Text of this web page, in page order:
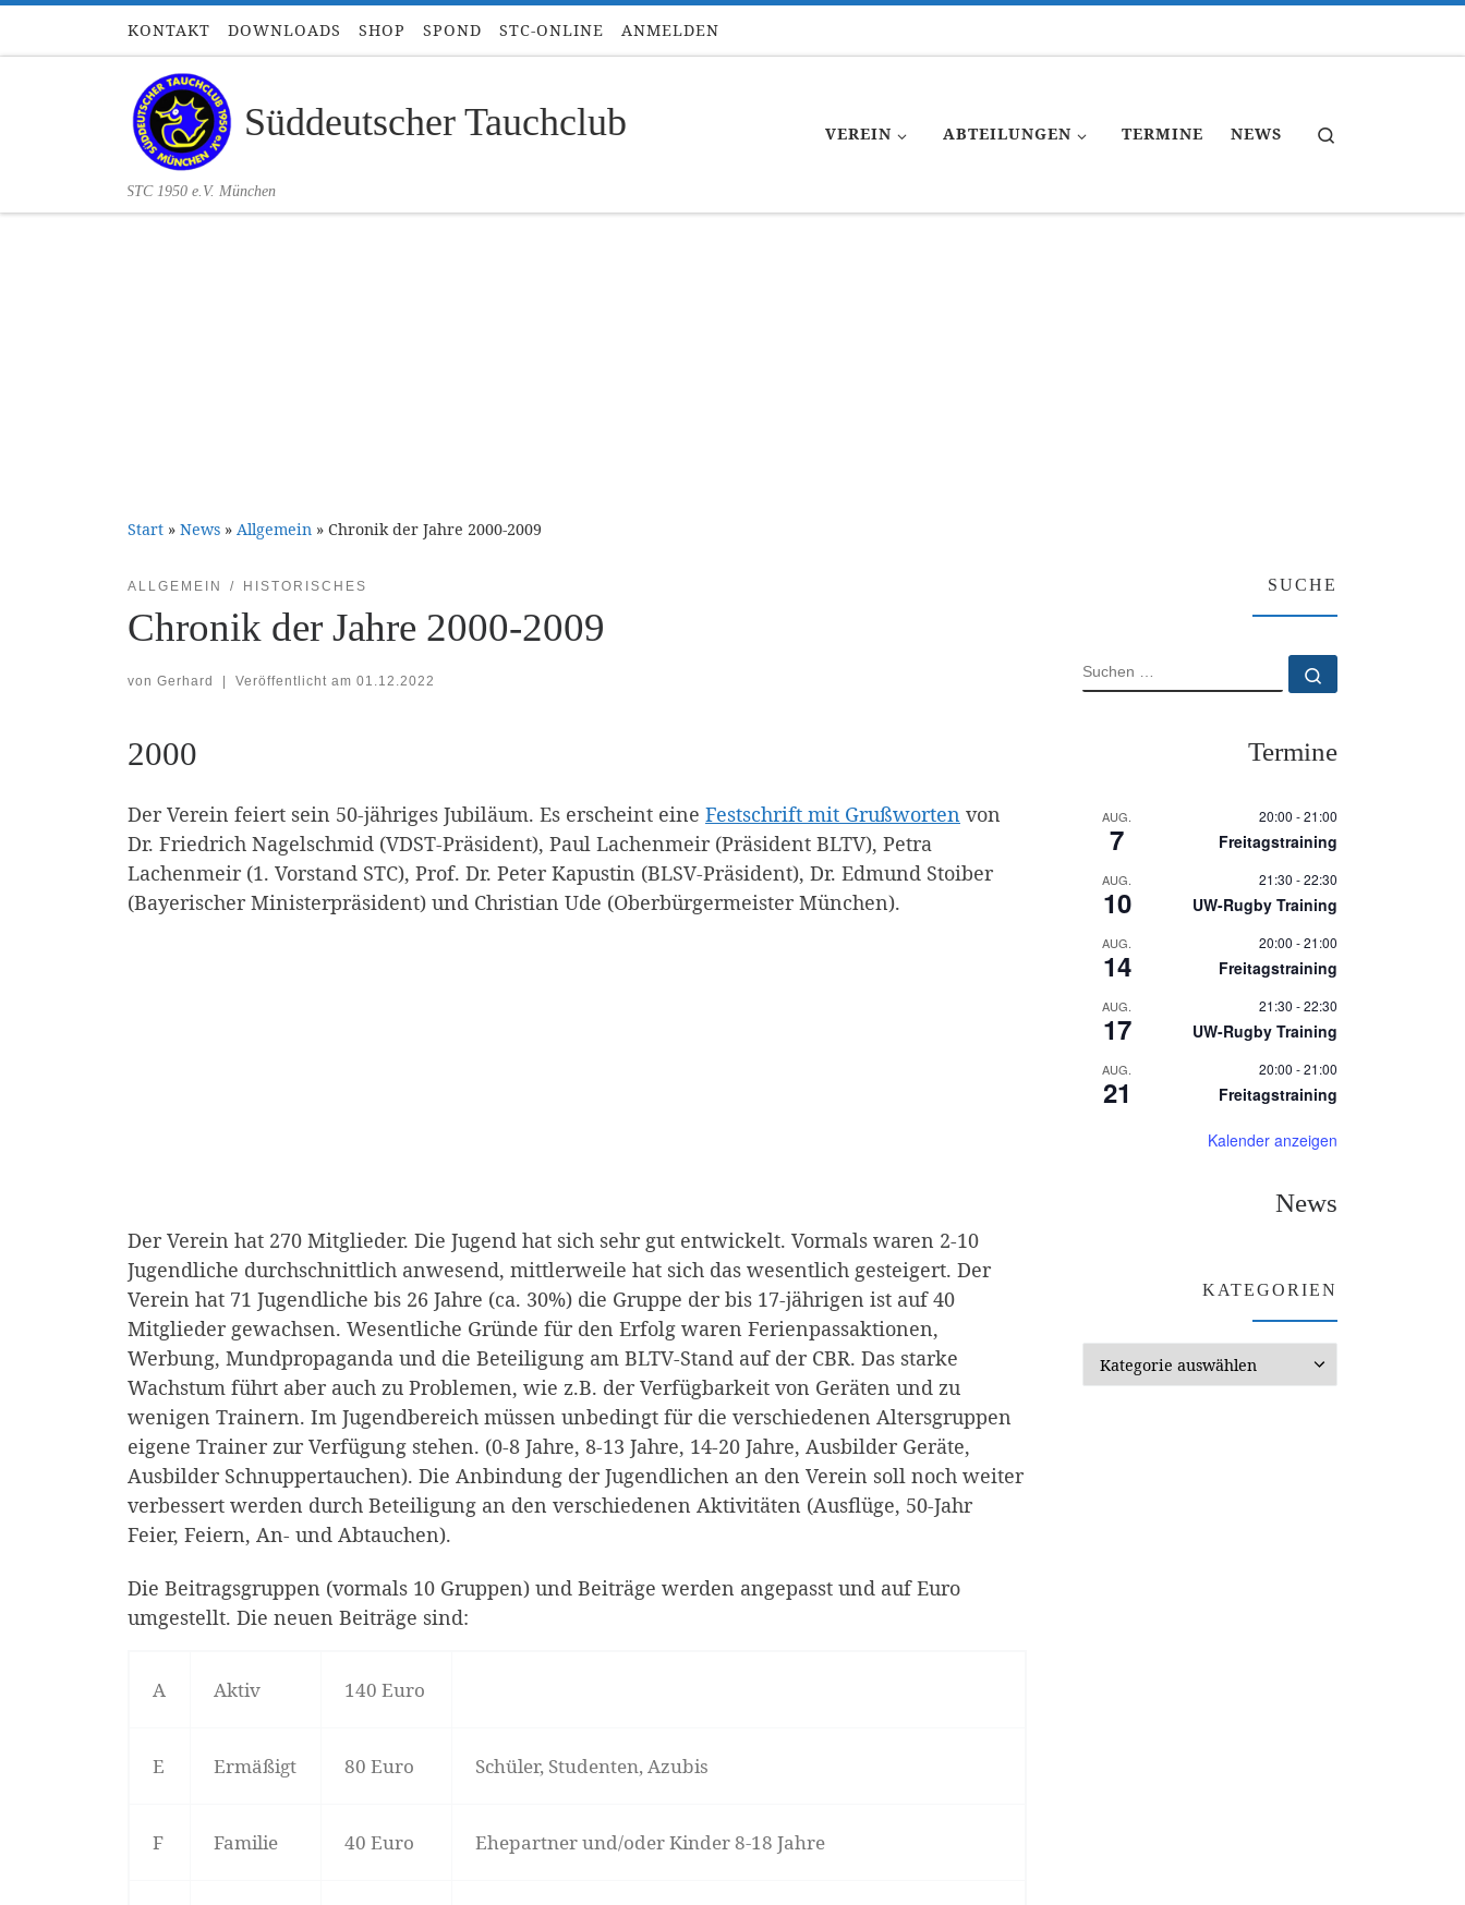
Zum Inhalt springen
KONTAKT DOWNLOADS SHOP SPOND STC-ONLINE ANMELDEN
Süddeutscher Tauchclub
STC 1950 e.V. München
VEREIN ABTEILUNGEN TERMINE NEWS
Start » News » Allgemein » Chronik der Jahre 2000-2009
ALLGEMEIN HISTORISCHES
Chronik der Jahre 2000-2009
von Gerhard | Veröffentlicht am 01.12.2022
2000
Der Verein feiert sein 50-jähriges Jubiläum. Es erscheint eine Festschrift mit Grußworten von
Dr. Friedrich Nagelschmid (VDST-Präsident), Paul Lachenmeir (Präsident BLTV), Petra
Lachenmeir (1. Vorstand STC), Prof. Dr. Peter Kapustin (BLSV-Präsident), Dr. Edmund Stoiber
(Bayerischer Ministerpräsident) und Christian Ude (Oberbürgermeister München).
Der Verein hat 270 Mitglieder. Die Jugend hat sich sehr gut entwickelt. Vormals waren 2-10
Jugendliche durchschnittlich anwesend, mittlerweile hat sich das wesentlich gesteigert. Der
Verein hat 71 Jugendliche bis 26 Jahre (ca. 30%) die Gruppe der bis 17-jährigen ist auf 40
Mitglieder gewachsen. Wesentliche Gründe für den Erfolg waren Ferienpassaktionen,
Werbung, Mundpropaganda und die Beteiligung am BLTV-Stand auf der CBR. Das starke
Wachstum führt aber auch zu Problemen, wie z.B. der Verfügbarkeit von Geräten und zu
wenigen Trainern. Im Jugendbereich müssen unbedingt für die verschiedenen Altersgruppen
eigene Trainer zur Verfügung stehen. (0-8 Jahre, 8-13 Jahre, 14-20 Jahre, Ausbilder Geräte,
Ausbilder Schnuppertauchen). Die Anbindung der Jugendlichen an den Verein soll noch weiter
verbessert werden durch Beteiligung an den verschiedenen Aktivitäten (Ausflüge, 50-Jahr
Feier, Feiern, An- und Abtauchen).
Die Beitragsgruppen (vormals 10 Gruppen) und Beiträge werden angepasst und auf Euro
umgestellt. Die neuen Beiträge sind:
A Aktiv 140 Euro
E Ermäßigt 80 Euro Schüler, Studenten, Azubis
F Familie 40 Euro Ehepartner und/oder Kinder 8-18 Jahre
SUCHE
SUCHE
Termine
AUG.
7
20:00 -21:00
Freitagstraining
AUG.
10
21:30 -22:30
UW-Rugby Training
AUG.
14
20:00 -21:00
Freitagstraining
AUG.
17
21:30 -22:30
UW-Rugby Training
AUG.
21
20:00 -21:00
Freitagstraining
Kalender anzeigen
News
KATEGORIEN